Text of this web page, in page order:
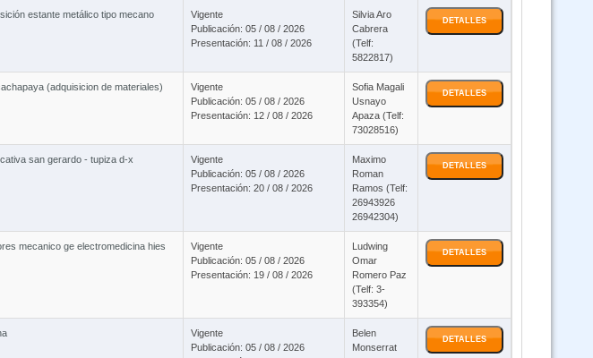
estante metálico tipo mecano
Vigente
Publicación: 05 / 08 / 2026
Presentación: 11 / 08 / 2026
Silvia Aro
Cabrera
(Telf:
5822817)
DETALLES
(adquisicion de materiales)
Vigente
Publicación: 05 / 08 / 2026
Presentación: 12 / 08 / 2026
Sofia Magali
Usnayo
Apaza (Telf:
73028516)
DETALLES
san gerardo - tupiza d-x
Vigente
Publicación: 05 / 08 / 2026
Presentación: 20 / 08 / 2026
Maximo
Roman
Ramos (Telf:
26943926
26942304)
DETALLES
mecanico ge electromedicina hies
Vigente
Publicación: 05 / 08 / 2026
Presentación: 19 / 08 / 2026
Ludwing
Omar
Romero Paz
(Telf: 3-
393354)
DETALLES
Vigente
Publicación: 05 / 08 / 2026
Belen
Monserrat
DETALLES